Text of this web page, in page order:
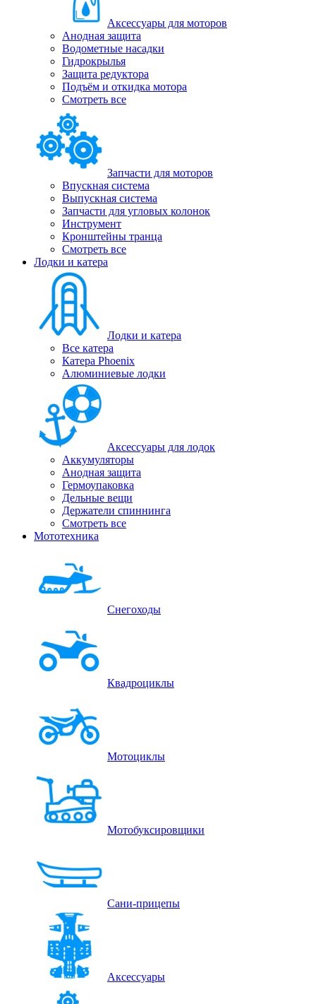
Аксессуары для моторов
Анодная защита
Водометные насадки
Гидрокрылья
Защита редуктора
Подъём и откидка мотора
Смотреть все
Запчасти для моторов
Впускная система
Выпускная система
Запчасти для угловых колонок
Инструмент
Кронштейны транца
Смотреть все
Лодки и катера
Лодки и катера
Все катера
Катера Phoenix
Алюминиевые лодки
Аксессуары для лодок
Аккумуляторы
Анодная защита
Гермоупаковка
Дельные вещи
Держатели спиннинга
Смотреть все
Мототехника
Снегоходы
Квадроциклы
Мотоциклы
Мотобуксировщики
Сани-прицепы
Аксессуары